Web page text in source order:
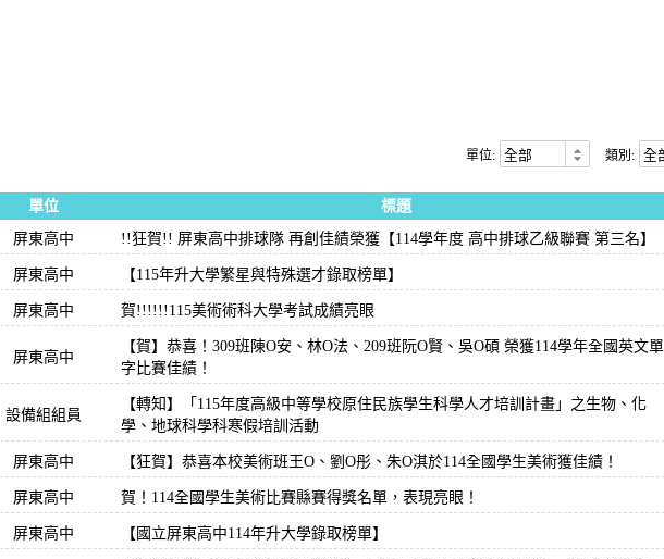
單位: 類別:
單位 標題
屏東高中 !!狂賀!! 屏東高中排球隊 再創佳績榮獲【114學年度 高中排球乙級聯賽 第三名】
屏東高中 【115年升大學繁星與特殊選才錄取榜單】
屏東高中 賀!!!!!!115美術術科大學考試成績亮眼
屏東高中
【賀】恭喜！309班陳O安、林O法、209班阮O賢、吳O碩 榮獲114學年全國英文單
字比賽佳績！
設備組組員
【轉知】「115年度高級中等學校原住民族學生科學人才培訓計畫」之生物、化
學、地球科學科寒假培訓活動
屏東高中 【狂賀】恭喜本校美術班王O、劉O彤、朱O淇於114全國學生美術獲佳績！
屏東高中 賀！114全國學生美術比賽縣賽得獎名單，表現亮眼！
屏東高中 【國立屏東高中114年升大學錄取榜單】